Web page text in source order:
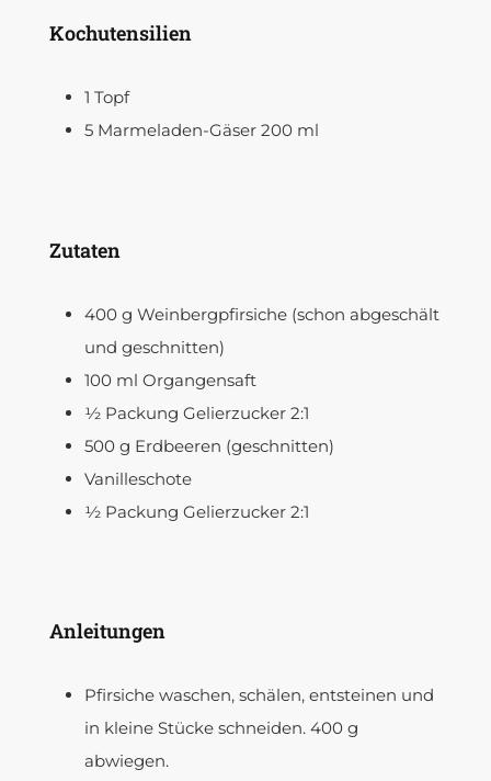
Kochutensilien
1 Topf
5 Marmeladen-Gäser 200 ml
Zutaten
400 g Weinbergpfirsiche (schon abgeschält
und geschnitten)
100 ml Organgensaft
½ Packung Gelierzucker 2:1
500 g Erdbeeren (geschnitten)
Vanilleschote
½ Packung Gelierzucker 2:1
Anleitungen
Pfirsiche waschen, schälen, entsteinen und
in kleine Stücke schneiden. 400 g
abwiegen.